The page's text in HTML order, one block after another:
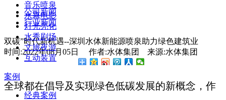
音乐喷泉
水幕电影
灯光亮化
水秀剧场
文旅夜游
互动装置
案例
经典案例
公司新闻
行业新闻
双碳”时代新机遇--深圳水体新能源喷泉助力绿色建筑业
时间:2022年08月05日 作者:水体集团 来源:水体集团
全球都在倡导及实现绿色低碳发展的新概念，作